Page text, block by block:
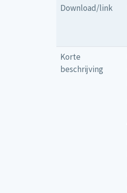
Download/link
Korte
beschrijving